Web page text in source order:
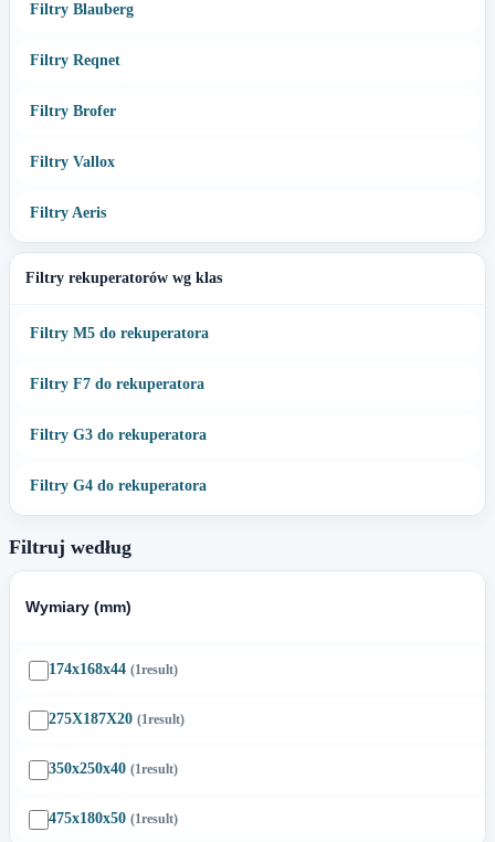
Filtry Blauberg
Filtry Reqnet
Filtry Brofer
Filtry Vallox
Filtry Aeris
Filtry rekuperatorów wg klas
Filtry M5 do rekuperatora
Filtry F7 do rekuperatora
Filtry G3 do rekuperatora
Filtry G4 do rekuperatora
Filtruj według
Wymiary (mm)
174x168x44 (1result)
275X187X20 (1result)
350x250x40 (1result)
475x180x50 (1result)